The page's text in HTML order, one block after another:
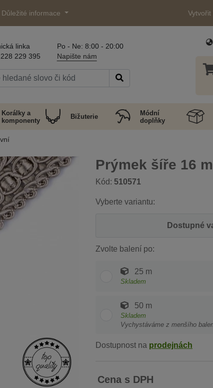
Důležité informace
linka
229 395
Po - Ne: 8:00 - 20:00
Napište nám
Korálky a
komponenty
Bižuterie
Módní
doplňky
Prýmek šíře 16
Kód: 510571
Vyberte variantu:
Dostupné
Zvolte balení po:
25 m
Skladem
50 m
Skladem
Vychystáváme z menšího
Dostupnost na prodejnách
Cena s DPH